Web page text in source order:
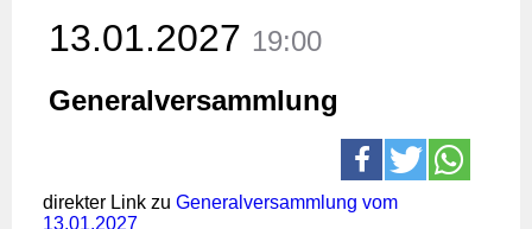
13.01.2027 19:00
Generalversammlung
direkter Link zu Generalversammlung vom
13.01.2027